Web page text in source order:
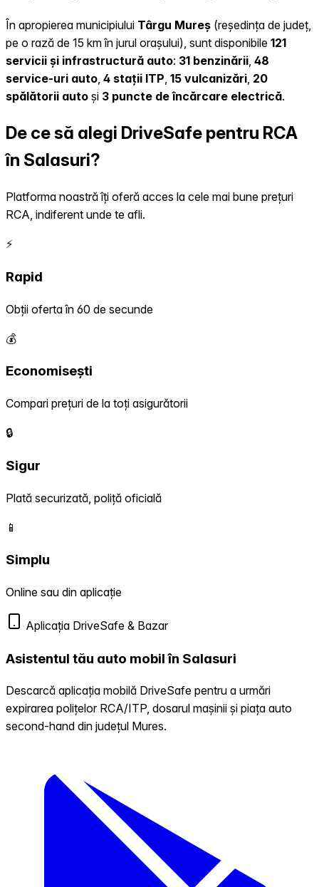
În apropierea municipiului Târgu Mureș (reședința de județ,
pe o rază de 15 km în jurul orașului), sunt disponibile 121
servicii și infrastructură auto: 31 benzinării, 48
service-uri auto, 4 stații ITP, 15 vulcanizări, 20
spălătorii auto și 3 puncte de încărcare electrică.
De ce să alegi DriveSafe pentru RCA
în Salasuri?
Platforma noastră îți oferă acces la cele mai bune prețuri
RCA, indiferent unde te afli.
⚡
Rapid
Obții oferta în 60 de secunde
💰
Economisești
Compari prețuri de la toți asigurătorii
🔒
Sigur
Plată securizată, poliță oficială
📱
Simplu
Online sau din aplicație
Aplicația DriveSafe & Bazar
Asistentul tău auto mobil în Salasuri
Descarcă aplicația mobilă DriveSafe pentru a urmări
expirarea polițelor RCA/ITP, dosarul mașinii și piața auto
second-hand din județul Mures.